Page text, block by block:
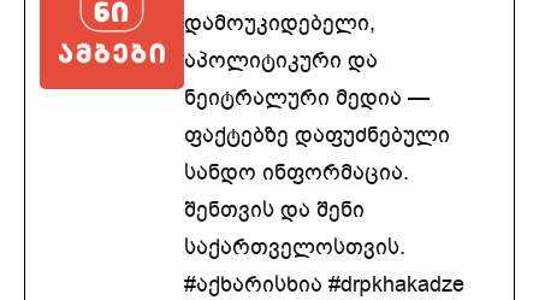
დამოუკიდებელი,
აპოლიტიკური და
ნეიტრალური მედია —
ფაქტებზე დაფუძნებული
სანდო ინფორმაცია.
შენთვის და შენი
საქართველოსთვის.
#აქხარისხია #drpkhakadze